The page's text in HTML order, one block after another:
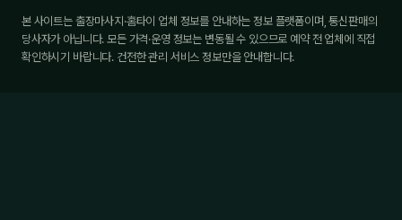
본 사이트는 출장마사지·홈타이 업체 정보를 안내하는 정보 플랫폼이며, 통신판매의
당사자가 아닙니다. 모든 가격·운영 정보는 변동될 수 있으므로 예약 전 업체에 직접
확인하시기 바랍니다. 건전한 관리 서비스 정보만을 안내합니다.